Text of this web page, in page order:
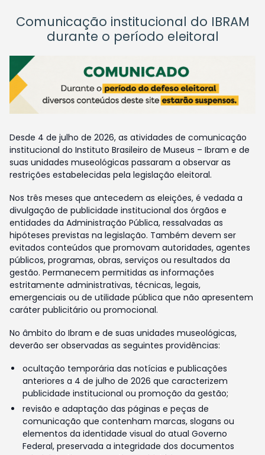
Comunicação institucional do IBRAM
durante o período eleitoral
Desde 4 de julho de 2026, as atividades de comunicação
institucional do Instituto Brasileiro de Museus – Ibram e de
suas unidades museológicas passaram a observar as
restrições estabelecidas pela legislação eleitoral.
Nos três meses que antecedem as eleições, é vedada a
divulgação de publicidade institucional dos órgãos e
entidades da Administração Pública, ressalvadas as
hipóteses previstas na legislação. Também devem ser
evitados conteúdos que promovam autoridades, agentes
públicos, programas, obras, serviços ou resultados da
gestão. Permanecem permitidas as informações
estritamente administrativas, técnicas, legais,
emergenciais ou de utilidade pública que não apresentem
caráter publicitário ou promocional.
No âmbito do Ibram e de suas unidades museológicas,
deverão ser observadas as seguintes providências:
ocultação temporária das notícias e publicações
anteriores a 4 de julho de 2026 que caracterizem
publicidade institucional ou promoção da gestão;
revisão e adaptação das páginas e peças de
comunicação que contenham marcas, slogans ou
elementos da identidade visual do atual Governo
Federal, preservada a integridade dos documentos